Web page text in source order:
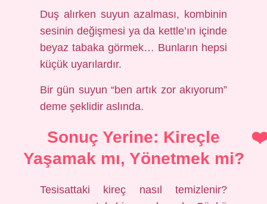
Duş alırken suyun azalması, kombinin
sesinin değişmesi ya da kettle’ın içinde
beyaz tabaka görmek… Bunların hepsi
küçük uyarılardır.
Bir gün suyun “ben artık zor akıyorum”
deme şeklidir aslında.
Sonuç Yerine: Kireçle
Yaşamak mı, Yönetmek mi?
Tesisattaki kireç nasıl temizlenir?